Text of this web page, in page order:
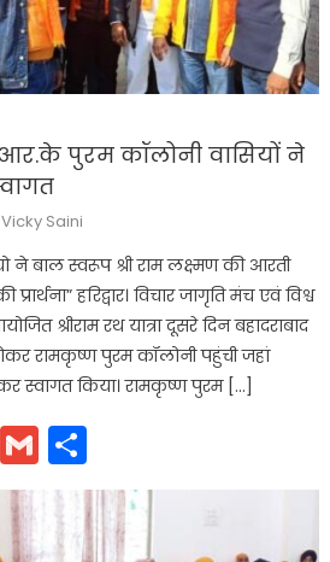
आर.के पुरम कॉलोनी वासियों ने
Author
Vicky Saini
ने बाल स्वरूप श्री राम लक्ष्मण की आरती
हरिद्वार। विचार जागृति मंच एवं विश्व
श्रीराम रथ यात्रा दूसरे दिन बहादराबाद
रामकृष्ण पुरम कॉलोनी पहुंची जहां
स्वागत किया। रामकृष्ण पुरम […]
WhatsApp
Gmail